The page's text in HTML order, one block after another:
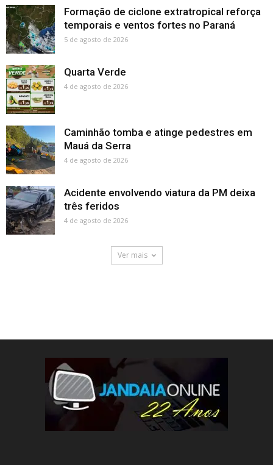
Formação de ciclone extratropical reforça
temporais e ventos fortes no Paraná
5 de agosto de 2026
Quarta Verde
4 de agosto de 2026
Caminhão tomba e atinge pedestres em
Mauá da Serra
4 de agosto de 2026
Acidente envolvendo viatura da PM deixa
três feridos
4 de agosto de 2026
Ver mais